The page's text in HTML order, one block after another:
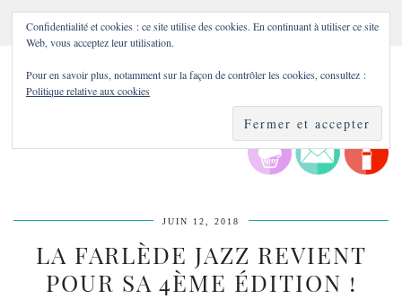
JUIN 12, 2018
LA FARLÈDE JAZZ REVIENT
POUR SA 4ÈME ÉDITION !
Confidentialité et cookies : ce site utilise des cookies. En continuant à utiliser ce site
Web, vous acceptez leur utilisation.
Pour en savoir plus, notamment sur la façon de contrôler les cookies, consultez :
Politique relative aux cookies